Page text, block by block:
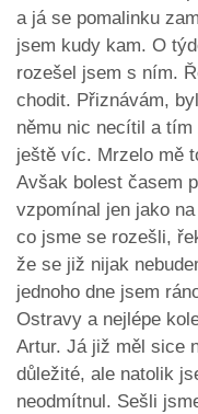
a já se pomalinku
jsem kudy kam. O
rozešel jsem s ním.
chodit. Přiznávám,
němu nic necítil a tím
ještě víc. Mrzelo mě
Avšak bolest časem
vzpomínal jen jako
co jsme se rozešli,
že se již nijak
jednoho dne jsem
Ostravy a nejlépe
Artur. Já již měl sice
důležité, ale natolik
neodmítnul. Sešli